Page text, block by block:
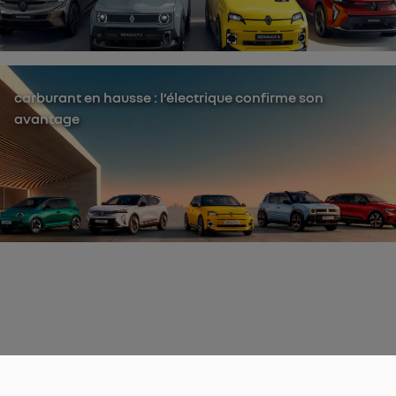
carburant en hausse : l’électrique confirme son
avantage